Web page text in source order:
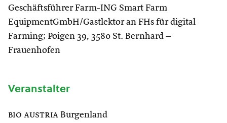
Geschäftsführer Farm-ING Smart Farm
EquipmentGmbH/Gastlektor an FHs für digital
Farming; Poigen 39, 3580 St. Bernhard –
Frauenhofen
Veranstalter
bio austria Burgenland